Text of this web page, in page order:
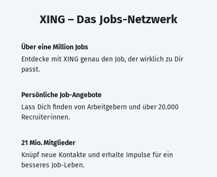
XING – Das Jobs-Netzwerk
Über eine Million Jobs
Entdecke mit XING genau den Job, der wirklich zu Dir
passt.
Persönliche Job-Angebote
Lass Dich finden von Arbeitgebern und über 20.000
Recruiter·innen.
21 Mio. Mitglieder
Knüpf neue Kontakte und erhalte Impulse für ein
besseres Job-Leben.